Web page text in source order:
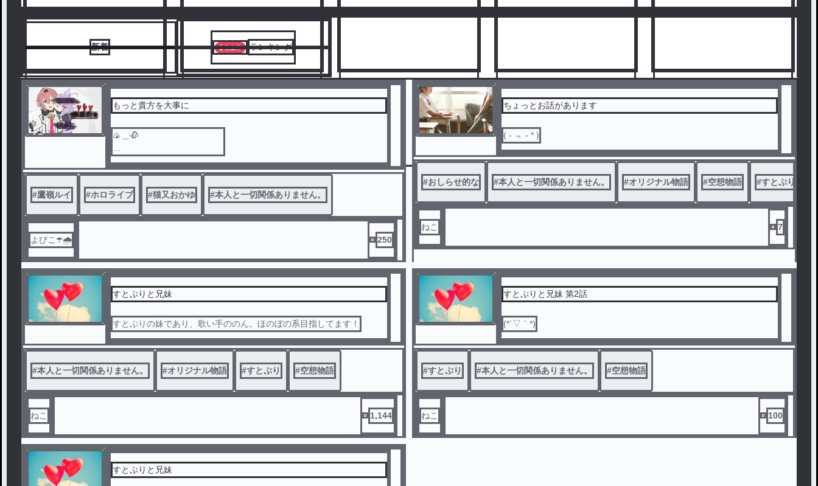
「ルイに会いたい＿」
2 4 5
新着 ランキング
ノベ
もっと貴方を大事に
🍙＿🥀
おかゆはルイに飽きてきた＿
ルイに別れを願う＿
「ルイに会いたい＿」
#鷹嶺ルイ #ホロライブ #猫又おかゆ #本人と一切関係ありません。
よぴこ☂️🌧 250
ちょっとお話があります
( - ﹃ - * )
#おしらせ的な #本人と一切関係ありません。 #オリジナル物語 #空想物語 #すとぷり
ねこ 7
すとぷりと兄妹
すとぷりの妹であり、歌い手ののん。ほのぼの系目指してます！
#本人と一切関係ありません。 #オリジナル物語 #すとぷり #空想物語
ねこ 1,144
すとぷりと兄妹 第2話
(*´▽｀*)
#すとぷり #本人と一切関係ありません。 #空想物語
ねこ 100
すとぷりと兄妹